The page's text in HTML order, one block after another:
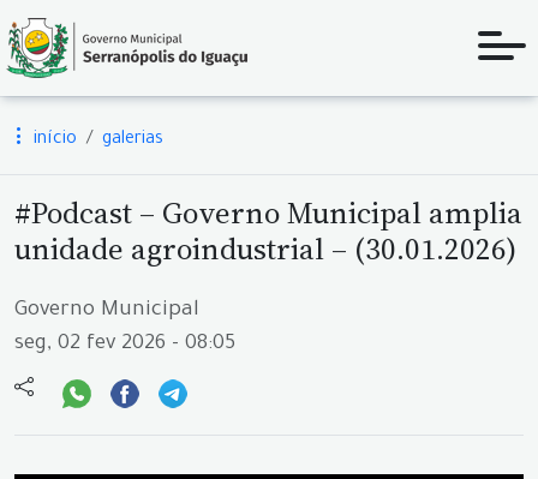
início galerias
#Podcast – Governo Municipal amplia
unidade agroindustrial – (30.01.2026)
Governo Municipal
seg, 02 fev 2026 - 08:05